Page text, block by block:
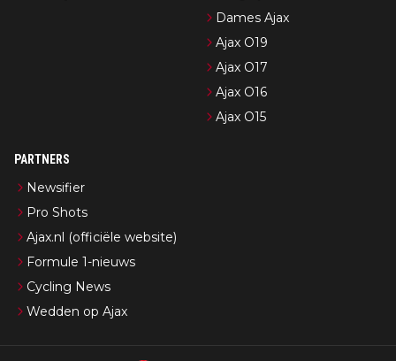
Dames Ajax
Ajax O19
Ajax O17
Ajax O16
Ajax O15
PARTNERS
Newsifier
Pro Shots
Ajax.nl (officiële website)
Formule 1-nieuws
Cycling News
Wedden op Ajax